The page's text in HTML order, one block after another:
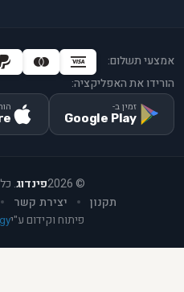
אמצעי תשלום:
הורידו את האפליקציה:
זמין ב-
Google Play
©
2026פינדוג.
תקנון
יצירת קשר
פיתוח וקידום ע"י